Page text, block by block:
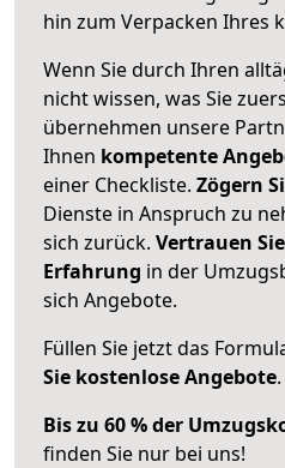
hin zum Verpacken Ihres
Wenn Sie durch Ihren
nicht wissen, was Sie
übernehmen unsere
Ihnen kompetente
einer Checkliste. Zögern
Dienste in Anspruch zu
sich zurück. Vertrauen
Erfahrung in der
sich Angebote.
Füllen Sie jetzt das
Sie kostenlose Angebote.
Bis zu 60 % der
finden Sie nur bei uns!